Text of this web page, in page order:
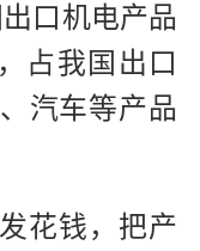
口机电产品
占我国出口
汽车等产品
花钱，把产